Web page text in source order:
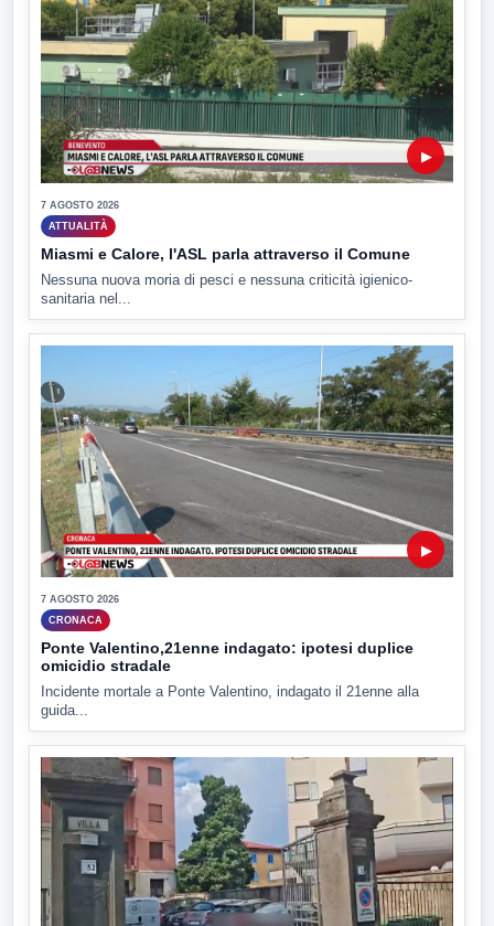
▶
7 AGOSTO 2026
ATTUALITÀ
Miasmi e Calore, l'ASL parla attraverso il Comune
Nessuna nuova moria di pesci e nessuna criticità igienico-
sanitaria nel...
▶
7 AGOSTO 2026
CRONACA
Ponte Valentino,21enne indagato: ipotesi duplice
omicidio stradale
Incidente mortale a Ponte Valentino, indagato il 21enne alla
guida...